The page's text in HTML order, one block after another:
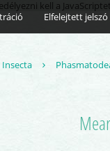
kell a
Elfelejtett jelszó
Insecta